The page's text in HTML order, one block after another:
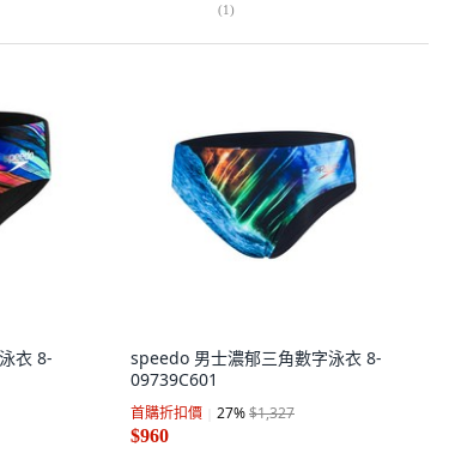
(1)
衣 8-
speedo 男士濃郁三角數字泳衣 8-
09739C601
首購折扣價 27%$1,327
$960